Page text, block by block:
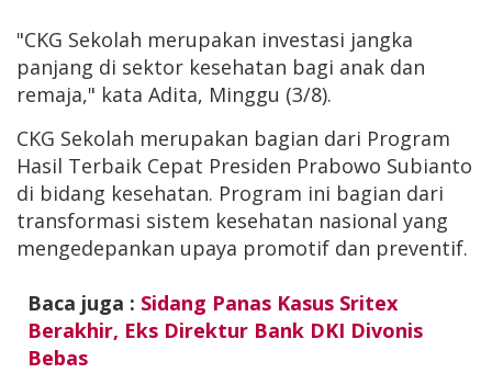
"CKG Sekolah merupakan investasi jangka
panjang di sektor kesehatan bagi anak dan
remaja," kata Adita, Minggu (3/8).
CKG Sekolah merupakan bagian dari Program
Hasil Terbaik Cepat Presiden Prabowo Subianto
di bidang kesehatan. Program ini bagian dari
transformasi sistem kesehatan nasional yang
mengedepankan upaya promotif dan preventif.
Baca juga : Sidang Panas Kasus Sritex
Berakhir, Eks Direktur Bank DKI Divonis
Bebas